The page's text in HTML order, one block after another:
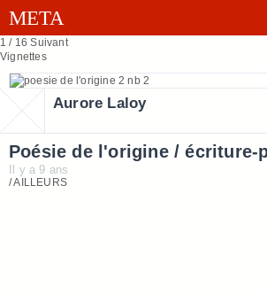
1 / 16 Suivant
Vignettes
Aurore Laloy
Poésie de l'origine / écriture-
Il y a 9 ans
/ AILLEURS